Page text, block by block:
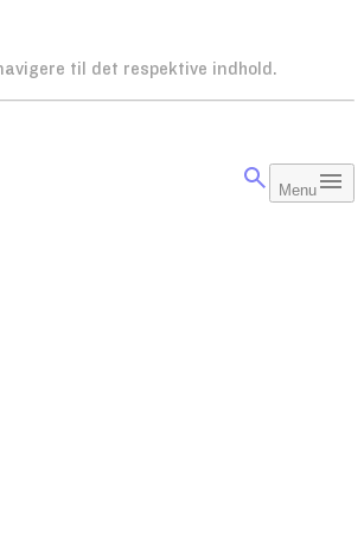
til det respektive indhold.
Menu